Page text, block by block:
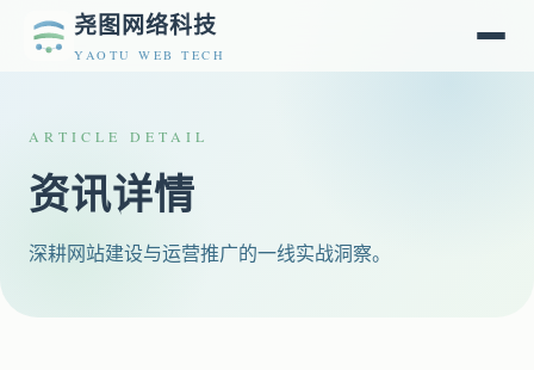
尧图网络科技
YAOTU WEB TECH
ARTICLE DETAIL
资讯详情
深耕网站建设与运营推广的一线实战洞察。